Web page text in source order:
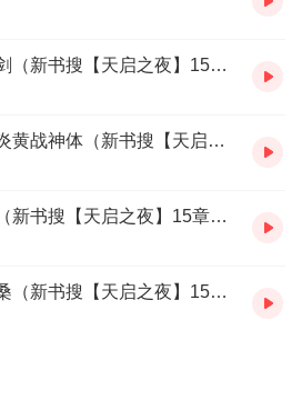
极品保镖 2986 意识之剑（新书搜【天启之夜】15章后末世模式开启，贼精彩）
极品保镖 2987 完整的炎黄战神体（新书搜【天启之夜】15章后末世模式开启，贼精彩）
极品保镖 2988 轩辕剑（新书搜【天启之夜】15章后末世模式开启，贼精彩）
极品保镖 2989 古老沧桑（新书搜【天启之夜】15章后末世模式开启，贼精彩）